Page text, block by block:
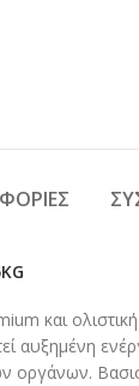
αυξημένη